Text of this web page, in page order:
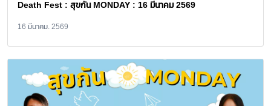
Death Fest : สุขกัน MONDAY : 16 มีนาคม 2569
16 มีนาคม. 2569